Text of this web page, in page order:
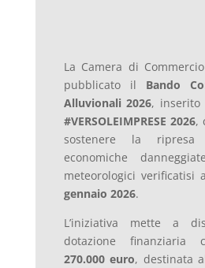
La Camera di
pubblicato il Bando
Alluvionali 2026, inserito
#VERSOLEIMPRESE 2026,
sostenere la
economiche
meteorologici verificatisi
gennaio 2026.
L’iniziativa mette a
dotazione finanziaria
270.000 euro, destinata